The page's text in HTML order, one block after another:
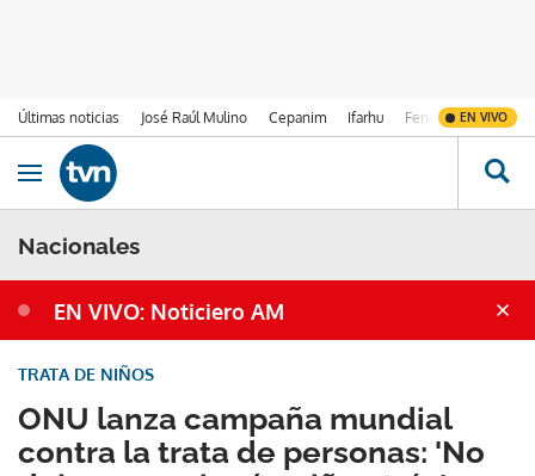
Últimas noticias José Raúl Mulino Cepanim Ifarhu Fenómeno de El
EN VIVO
Ir al contenido
Obrir navegació
Nacionales
EN VIVO: Noticiero AM
ONU lanza campaña mundial
contra la trata de personas: 'No
TRATA DE NIÑOS